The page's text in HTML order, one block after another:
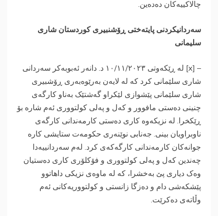
چالاکییەکان دەدەین.
‎سەردانیکردنی پایتەختی ڕۆشنبیری کوردستان شاری
سلیمانی
– [x] لە ڕێکەوتی ۱٠/۱۱/۲٠۲۳ د. دانەر ئەبوبەکر سەردانی
شاری سلێمانی کرد کە لە لایەن بەرێوەبەری ڕۆشبیری
شاری سلێمانی پێشوازی لێکراو گەشتێک بەناو کارگەی
چنینی دەستی مافوور و کەل و پەلی کولتووری ئەم شارە بۆ
ڕێکخرا. لە نزیکەوە کاری دەستی کارمەندانی کارگەی
ناوبراویان بینی. جەنابی نوێنەری حکومەت ستایشی کارە
جوانەکان کارمەندانی کارگەکەی کرد. لەم سەردانییەدا
چەندین کەل و پەلی کولتووری و فۆکلۆری کاری دەستیان
وەک دیاری پێ بەخشرا، کە لە ماوەی نزیکی داهاتوو
پێشکەشی دام و دەزگا زانستی و کولتووریەکانی ئەم
وڵاتەی دەکرێت.